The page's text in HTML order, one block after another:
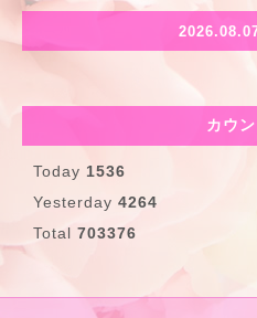
カウ
Today 1536
Yesterday 4264
Total 703376